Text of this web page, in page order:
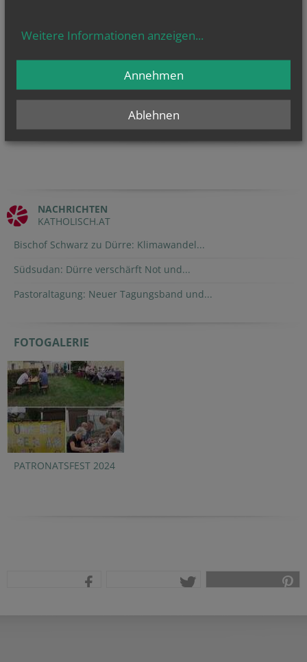
NAMENSTAGE
Hl. Xystus (Sixtus) II., Papst, und Gefährten; Märtyrer, Hl.
Kajetan, Hl....
NACHRICHTEN
KATHOLISCH.AT
Bischof Schwarz zu Dürre: Klimawandel...
Südsudan: Dürre verschärft Not und...
Pastoraltagung: Neuer Tagungsband und...
FOTOGALERIE
PATRONATSFEST 2024
Weitere Informationen anzeigen...
Ablehnen
Annehmen